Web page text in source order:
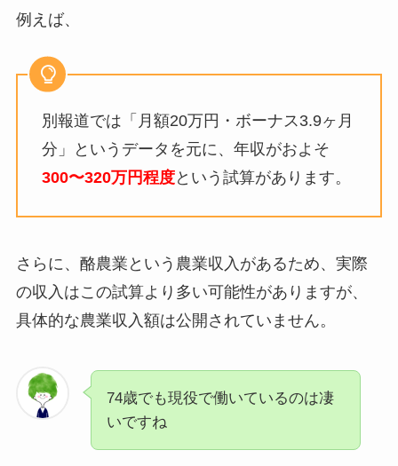
例えば、
別報道では「月額20万円・ボーナス3.9ヶ月
分」というデータを元に、年収がおよそ
300〜320万円程度という試算があります。
さらに、酪農業という農業収入があるため、実際
の収入はこの試算より多い可能性がありますが、
具体的な農業収入額は公開されていません。
74歳でも現役で働いているのは凄
いですね